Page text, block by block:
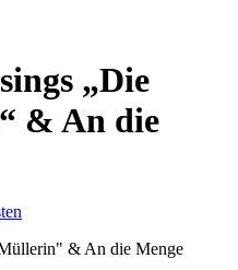
„Die
& An die
& An die Menge